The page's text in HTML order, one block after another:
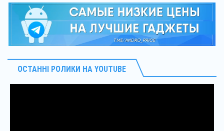
ОСТАННІ РОЛИКИ НА YOUTUBE